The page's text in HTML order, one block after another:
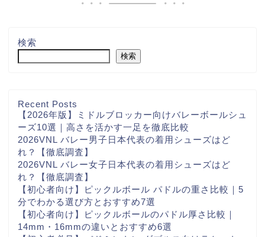
検索
検索
Recent Posts
【2026年版】ミドルブロッカー向けバレーボールシュ
ーズ10選｜高さを活かす一足を徹底比較
2026VNL バレー男子日本代表の着用シューズはど
れ？【徹底調査】
2026VNL バレー女子日本代表の着用シューズはど
れ？【徹底調査】
【初心者向け】ピックルボール パドルの重さ比較｜5
分でわかる選び方とおすすめ7選
【初心者向け】ピックルボールのパドル厚さ比較｜
14mm・16mmの違いとおすすめ6選